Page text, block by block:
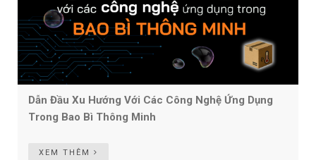
Dẫn Đầu Xu Hướng Với Các Công Nghệ Ứng Dụng
Trong Bao Bì Thông Minh
XEM THÊM